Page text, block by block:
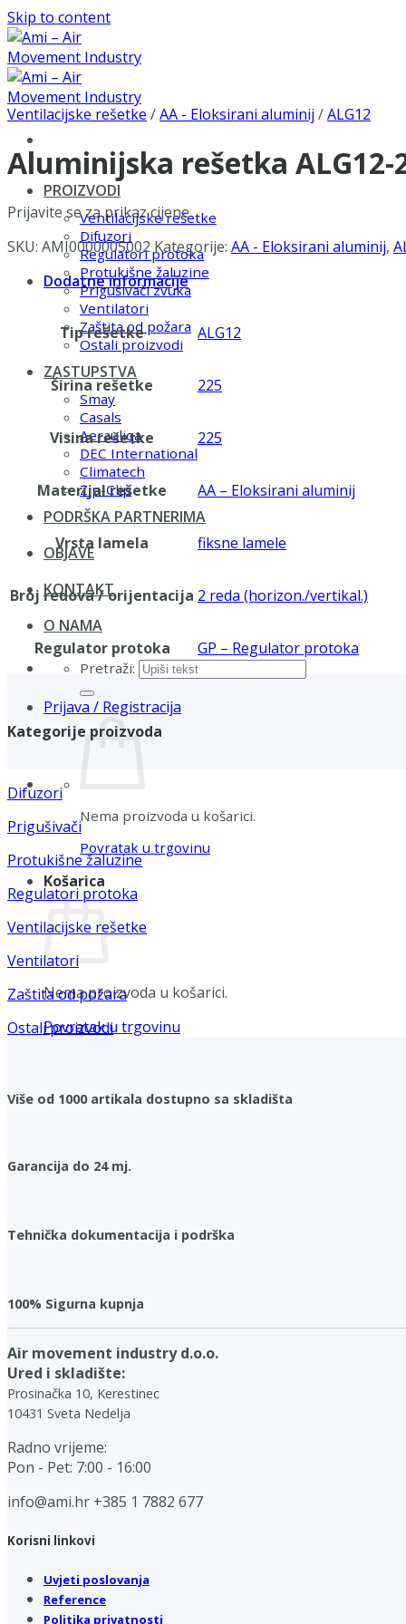
Skip to content
PROIZVODI
Ventilacijske rešetke
Difuzori
Regulatori protoka
Protukišne žaluzine
Prigušivači zvuka
Ventilatori
Zaštita od požara
Ostali proizvodi
ZASTUPSTVA
Smay
Casals
Aerauliqa
DEC International
Climatech
Zip-Clip
PODRŠKA PARTNERIMA
OBJAVE
KONTAKT
O NAMA
Pretraži:
Prijava / Registracija
Nema proizvoda u košarici.
Povratak u trgovinu
Košarica
Nema proizvoda u košarici.
Povratak u trgovinu
Ventilacijske rešetke /AA - Eloksirani aluminij /ALG12
Aluminijska rešetka ALG12-
Prijavite se za prikaz cijene
SKU: AMI0000005002 Kategorije: AA - Eloksirani aluminij,
Dodatne informacije
Tip rešetke ALG12
Širina rešetke 225
Visina rešetke 225
Materijal rešetke AA – Eloksirani aluminij
Vrsta lamela fiksne lamele
Broj redova / orijentacija 2 reda (horizon./vertikal.)
Regulator protoka GP – Regulator protoka
Kategorije proizvoda
Difuzori
Prigušivači
Protukišne žaluzine
Regulatori protoka
Ventilacijske rešetke
Ventilatori
Zaštita od požara
Ostali proizvodi
Više od 1000 artikala dostupno sa skladišta
Garancija do 24 mj.
Tehnička dokumentacija i podrška
100% Sigurna kupnja
Air movement industry d.o.o.
Ured i skladište:
Prosinačka 10, Kerestinec
10431 Sveta Nedelja
Radno vrijeme:
Pon - Pet: 7:00 - 16:00
info@ami.hr +385 1 7882 677
Korisni linkovi
Uvjeti poslovanja
Reference
Politika privatnosti